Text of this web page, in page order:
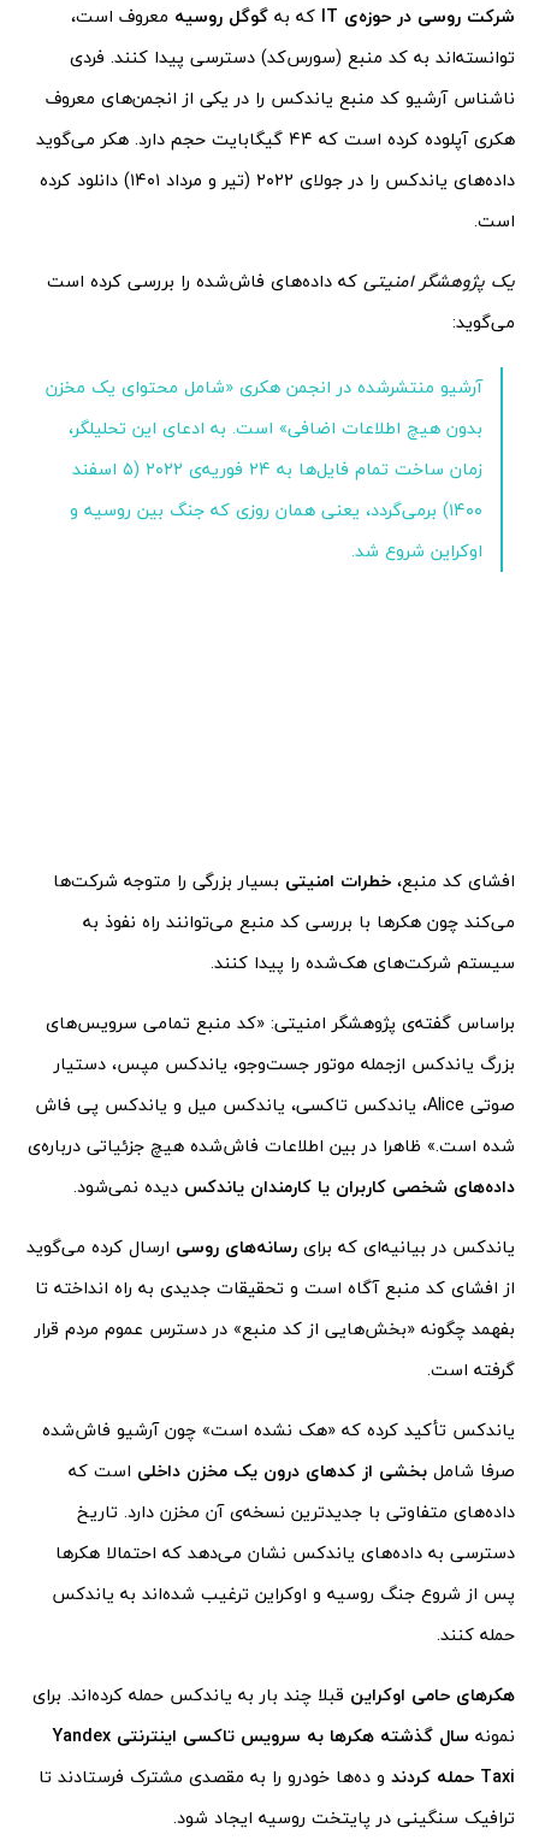
شرکت روسی در حوزه‌ی IT
که به گوگل روسیه معروف است،
توانسته‌اند به کد منبع (سورس‌کد) دسترسی پیدا کنند. فردی
ناشناس آرشیو کد منبع یاندکس را در یکی از انجمن‌های معروف
هکری آپلوده کرده است که ۴۴ گیگابایت حجم دارد. هکر می‌گوید
داده‌های یاندکس را در جولای ۲۰۲۲ (تیر و مرداد ۱۴۰۱) دانلود کرده
است.
یک پژوهشگر امنیتی که داده‌های فاش‌شده را بررسی کرده است
می‌گوید:
آرشیو منتشرشده در انجمن هکری «شامل محتوای یک مخزن
بدون هیچ اطلاعات اضافی» است. به ادعای این تحلیلگر،
زمان ساخت تمام فایل‌ها به ۲۴ فوریه‌ی ۲۰۲۲ (۵ اسفند
۱۴۰۰) برمی‌گردد، یعنی همان روزی که جنگ بین روسیه و
اوکراین شروع شد.
افشای کد منبع، خطرات امنیتی بسیار بزرگی را متوجه شرکت‌ها
می‌کند چون هکرها با بررسی کد منبع می‌توانند راه نفوذ به
سیستم شرکت‌های هک‌شده را پیدا کنند.
براساس گفته‌ی پژوهشگر امنیتی: «کد منبع تمامی سرویس‌های
بزرگ یاندکس ازجمله موتور جست‌و‌جو، یاندکس مپس، دستیار
صوتی Alice، یاندکس تاکسی، یاندکس میل و یاندکس پی فاش
شده است.» ظاهرا در بین اطلاعات فاش‌شده هیچ جزئیاتی درباره‌ی
داده‌های شخصی کاربران یا کارمندان یاندکس دیده نمی‌شود.
یاندکس در بیانیه‌ای که برای رسانه‌های روسی ارسال کرده می‌گوید
از افشای کد منبع آگاه است و تحقیقات جدیدی به راه انداخته تا
بفهمد چگونه «بخش‌هایی از کد منبع» در دسترس عموم مردم قرار
گرفته است.
یاندکس تأکید کرده که «هک نشده است» چون آرشیو فاش‌شده
صرفا شامل بخشی از کدهای درون یک مخزن داخلی است که
داده‌های متفاوتی با جدیدترین نسخه‌ی آن مخزن دارد. تاریخ
دسترسی به داده‌های یاندکس نشان می‌دهد که احتمالا هکرها
پس از شروع جنگ روسیه و اوکراین ترغیب شده‌اند به یاندکس
حمله کنند.
هکرهای حامی اوکراین قبلا چند بار به یاندکس حمله کرده‌اند. برای
نمونه
سال گذشته هکرها به سرویس تاکسی اینترنتی Yandex
Taxi حمله کردند
و ده‌ها خودرو را به مقصدی مشترک فرستادند تا
ترافیک سنگینی در پایتخت روسیه ایجاد شود.